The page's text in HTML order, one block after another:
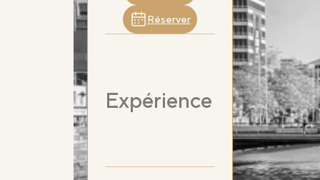
Réserver
Expérience